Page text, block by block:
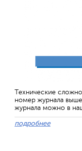
Технические
номер журнала
журнала можно в
подробнее